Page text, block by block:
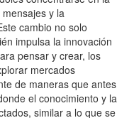
y la
cambio no solo
impulsa la innovación
pensar y crear, los
mercados
de maneras que antes
el conocimiento y la
similar a lo que se